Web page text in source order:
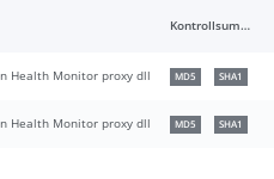
Kontrollsummor
Health Monitor proxy dll MD5 SHA1
Health Monitor proxy dll MD5 SHA1